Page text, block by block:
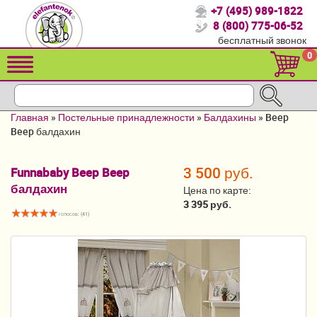
Спасибо, что выбрали нас!
Распродажа!
Детские коляски
Кроватки для новорожденных
Детский транспорт
Летние товары
Конверты, муфты
Мебель и аксессуары
Постельные принадлежности
+7 (495) 989-1822
8 (800) 775-06-52
бесплатный звонок
0
Главная » Постельные принадлежности » Балдахины » Beep
Beep балдахин
Funnababy Beep Beep
балдахин
голосов: (41)
3 500 руб.
Цена по карте:
3 395 руб.